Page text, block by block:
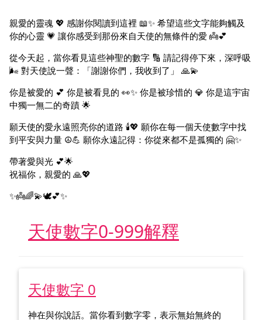
親愛的靈魂 💖 感謝你閱讀到這裡 📖✨ 希望這些文字能夠觸及
你的心靈 💗 讓你感受到那份來自天使的無條件的愛 👼💕
從今天起，當你看見這些神聖的數字 🔢 請記得停下來，深呼吸
🌬️ 對天使說一聲：「謝謝你們，我收到了」 🙏💫
你是被愛的 💕 你是被看見的 👀✨ 你是被珍惜的 💎 你是這宇宙
中獨一無二的奇蹟 🌟
願天使的愛永遠照亮你的道路 🕯️💖 願你在每一個天使數字中找
到平安與力量 ☮️💪 願你永遠記得：你從來都不是孤獨的 🤗✨
帶著愛與光 💕🌟
祝福你，親愛的 🙏💖
✨👼🌈💫🕊️💕✨
天使數字0-999解釋
天使數字 0
神在與你說話。當你看到數字零，表示無始無終的